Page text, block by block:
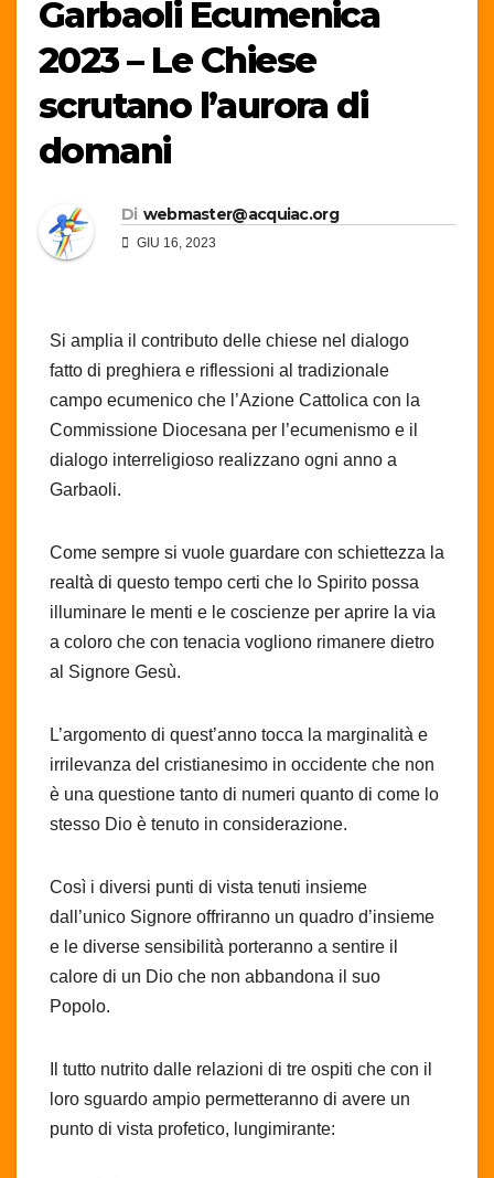
Garbaoli Ecumenica
2023 – Le Chiese
scrutano l’aurora di
domani
Di webmaster@acquiac.org
GIU 16, 2023
Si amplia il contributo delle chiese nel dialogo
fatto di preghiera e riflessioni al tradizionale
campo ecumenico che l’Azione Cattolica con la
Commissione Diocesana per l’ecumenismo e il
dialogo interreligioso realizzano ogni anno a
Garbaoli.
Come sempre si vuole guardare con schiettezza la
realtà di questo tempo certi che lo Spirito possa
illuminare le menti e le coscienze per aprire la via
a coloro che con tenacia vogliono rimanere dietro
al Signore Gesù.
L’argomento di quest’anno tocca la marginalità e
irrilevanza del cristianesimo in occidente che non
è una questione tanto di numeri quanto di come lo
stesso Dio è tenuto in considerazione.
Così i diversi punti di vista tenuti insieme
dall’unico Signore offriranno un quadro d’insieme
e le diverse sensibilità porteranno a sentire il
calore di un Dio che non abbandona il suo
Popolo.
Il tutto nutrito dalle relazioni di tre ospiti che con il
loro sguardo ampio permetteranno di avere un
punto di vista profetico, lungimirante: